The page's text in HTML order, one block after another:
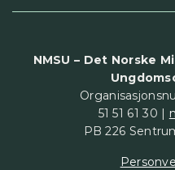
NMSU – Det Norske
51 51 61 30 |
PB 226